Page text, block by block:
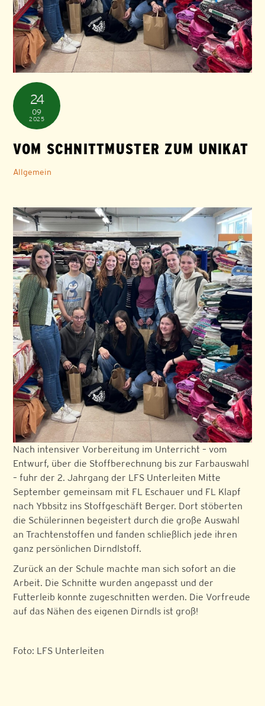
24
09
2025
VOM SCHNITTMUSTER ZUM UNIKAT
Allgemein
Nach intensiver Vorbereitung im Unterricht – vom
Entwurf, über die Stoffberechnung bis zur Farbauswahl
– fuhr der 2. Jahrgang der LFS Unterleiten Mitte
September gemeinsam mit FL Eschauer und FL Klapf
nach Ybbsitz ins Stoffgeschäft Berger. Dort stöberten
die Schülerinnen begeistert durch die große Auswahl
an Trachtenstoffen und fanden schließlich jede ihren
ganz persönlichen Dirndlstoff.
Zurück an der Schule machte man sich sofort an die
Arbeit. Die Schnitte wurden angepasst und der
Futterleib konnte zugeschnitten werden. Die Vorfreude
auf das Nähen des eigenen Dirndls ist groß!
Foto: LFS Unterleiten